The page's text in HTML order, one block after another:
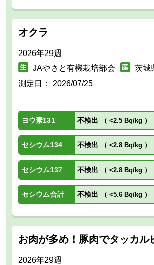
オクラ
2026年29週
JAやさと有機栽培部会
茨城
測定日： 2026/07/25
ヨウ素131 不検出 （ <2.5 Bq/kg ）
セシウム134 不検出 （ <2.8 Bq/kg ）
セシウム137 不検出 （ <2.8 Bq/kg ）
セシウム合計 不検出 （ <5.6 Bq/kg ）
お肉が多め！豚肉でタッカル
2026年29週